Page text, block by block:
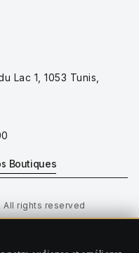
Lac 1, 1053 Tunis,
Boutiques
All rights reserved